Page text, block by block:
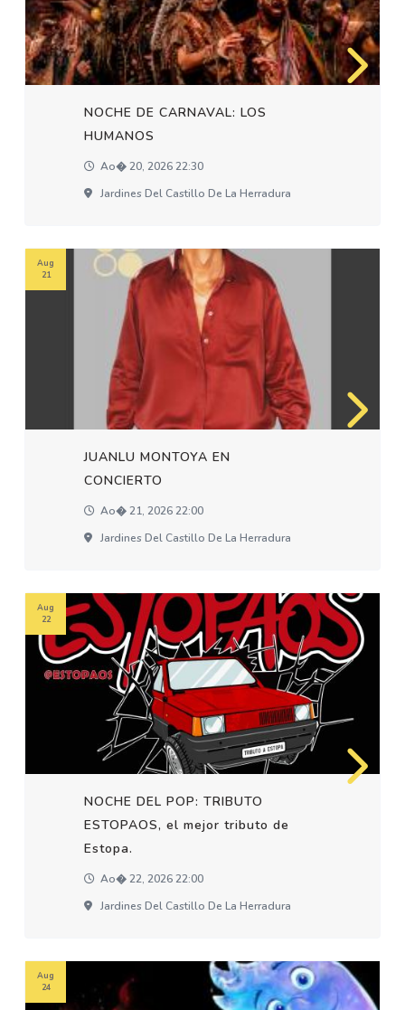
NOCHE DE CARNAVAL: LOS
HUMANOS
Ao� 20, 2026 22:30
Jardines Del Castillo De La Herradura
JUANLU MONTOYA EN
CONCIERTO
Ao� 21, 2026 22:00
Jardines Del Castillo De La Herradura
Aug
21
NOCHE DEL POP: TRIBUTO
ESTOPAOS, el mejor tributo de
Estopa.
Ao� 22, 2026 22:00
Jardines Del Castillo De La Herradura
Aug
22
Aug
24